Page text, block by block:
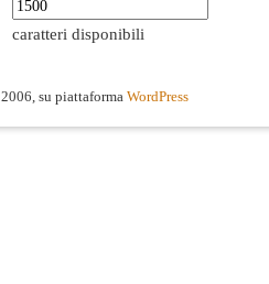
caratteri disponibili
2006, su piattaforma WordPress